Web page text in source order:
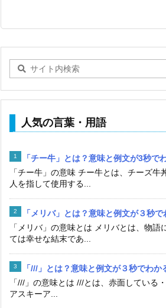
人気の言葉・用語
「チー牛」とは？意味と例文が3秒で
「チー牛」の意味 チー牛とは、チーズ牛
人を指して使用する...
「メリバ」とは？意味と例文が３秒で
「メリバ」の意味とは メリバとは、物語
ては幸せな結末であ...
「///」とは？意味と例文が３秒でわか
「///」の意味とは ///とは、赤面している
アスキーア...